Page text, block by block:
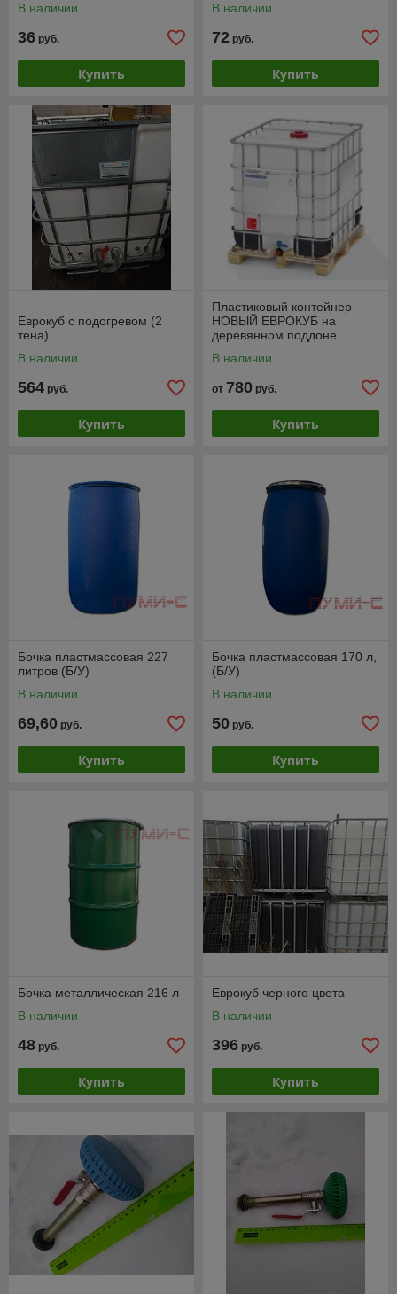
В наличии
36 руб.
Купить
В наличии
72 руб.
Купить
Еврокуб с подогревом (2
тена)
В наличии
564 руб.
Купить
Пластиковый контейнер
НОВЫЙ ЕВРОКУБ на
деревянном поддоне
В наличии
от 780 руб.
Купить
Бочка пластмассовая 227
литров (Б/У)
В наличии
69,60 руб.
Купить
Бочка пластмассовая 170 л,
(Б/У)
В наличии
50 руб.
Купить
Бочка металлическая 216 л
В наличии
48 руб.
Купить
Еврокуб черного цвета
В наличии
396 руб.
Купить